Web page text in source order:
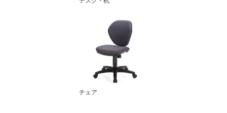
チェア